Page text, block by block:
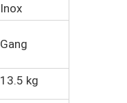
Inox
Gang
13.5 kg